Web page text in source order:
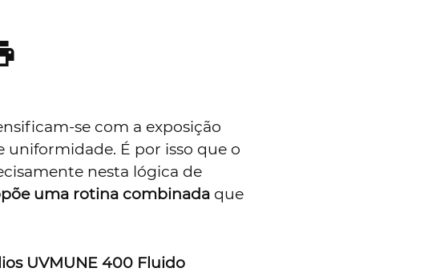
se com a exposição
uniformidade. É por isso que o
nesta lógica de
uma rotina combinada que
UVMUNE 400 Fluido